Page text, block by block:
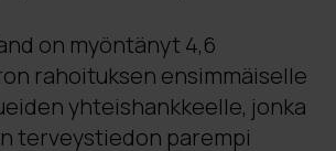
on myöntänyt 4,6
rahoituksen ensimmäiselle
yhteishankkeelle, jonka
terveystiedon parempi